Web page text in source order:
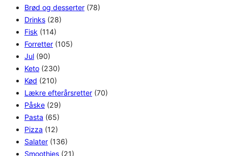
Brød og desserter (78)
Drinks (28)
Fisk (114)
Forretter (105)
Jul (90)
Keto (230)
Kød (210)
Lækre efterårsretter (70)
Påske (29)
Pasta (65)
Pizza (12)
Salater (136)
Smoothies (21)